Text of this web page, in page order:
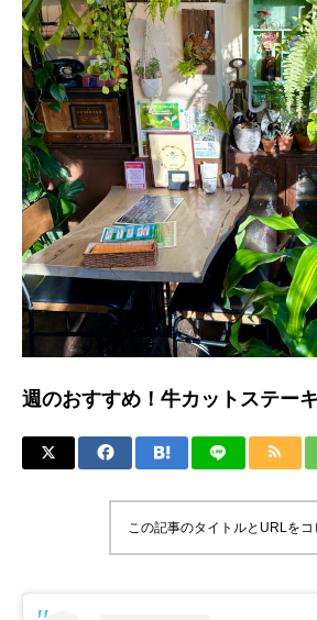
週のおすすめ！牛カットステーキ
この記事のタイトルとURLをコ